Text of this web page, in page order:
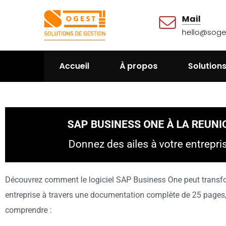
Mail
Accueil À propos Solutions
SAP BUSINESS ONE À LA
Donnez des ailes à votre
Découvrez comment le logiciel SAP Business One peut
entreprise à travers une documentation complète de 25
comprendre :